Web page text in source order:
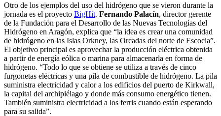
Otro de los ejemplos del uso del hidrógeno que se vieron durante la
jornada es el proyecto BigHit. Fernando Palacín, director gerente
de la Fundación para el Desarrollo de las Nuevas Tecnologías del
Hidrógeno en Aragón, explica que “la idea es crear una comunidad
de hidrógeno en las Islas Orkney, las Orcadas del norte de Escocia”.
El objetivo principal es aprovechar la producción eléctrica obtenida
a partir de energía eólica o marina para almacenarla en forma de
hidrógeno. “Todo lo que se obtiene se utiliza a través de cinco
furgonetas eléctricas y una pila de combustible de hidrógeno. La pila
suministra electricidad y calor a los edificios del puerto de Kirkwall,
la capital del archipiélago y donde más consumo energético tienen.
También suministra electricidad a los ferris cuando están esperando
para su salida”.